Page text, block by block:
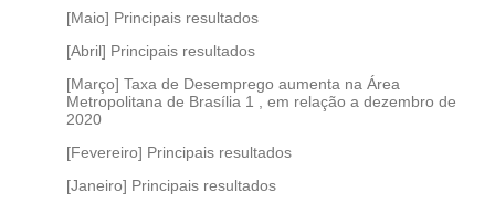
[Maio] Principais resultados
[Abril] Principais resultados
[Março] Taxa de Desemprego aumenta na Área
Metropolitana de Brasília 1 , em relação a dezembro de
2020
[Fevereiro] Principais resultados
[Janeiro] Principais resultados